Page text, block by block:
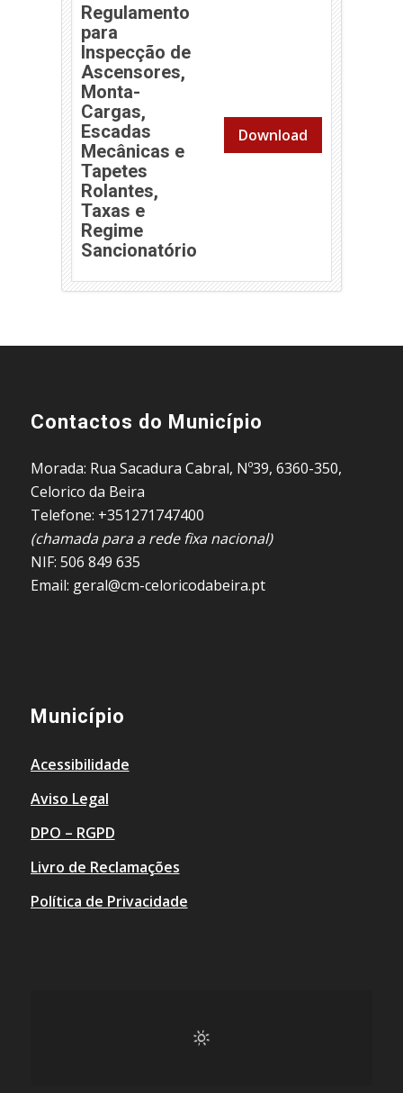
Regulamento
para
Inspecção de
Ascensores,
Monta-
Cargas,
Escadas
Mecânicas e
Tapetes
Rolantes,
Taxas e
Regime
Sancionatório
Download
Contactos do Município
Morada: Rua Sacadura Cabral, Nº39, 6360-350,
Celorico da Beira
Telefone: +351271747400
(chamada para a rede fixa nacional)
NIF: 506 849 635
Email: geral@cm-celoricodabeira.pt
Município
Acessibilidade
Aviso Legal
DPO – RGPD
Livro de Reclamações
Política de Privacidade